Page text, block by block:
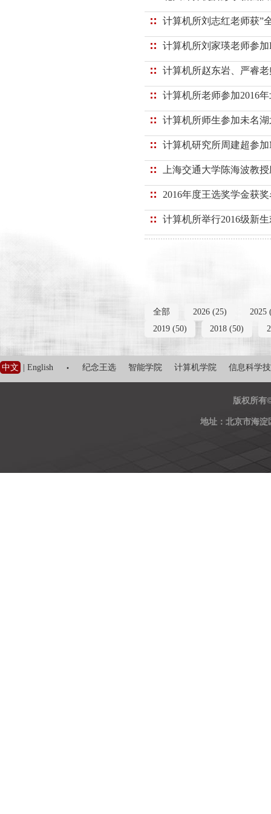
计算机所刘志红老师获”
计算机所刘家瑛老师参加
计算机所赵东岩、严睿
计算机所老师参加2016
计算机所师生参加未名
计算机研究所周建超参加
上海交通大学陈海波教
2016年度王选奖学金获
计算机所举行2016级新
全部 2026 (25)
2025
2019 (50)
2018 (50)
中文 English · 纪念王选 智能学院 计算机学院 信息科学
版权所有
地址：北京市海